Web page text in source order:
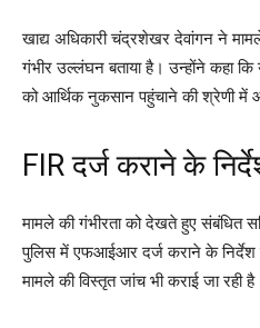
खाद्य अधिकारी चंद्रशेखर देवांगन ने
गंभीर उल्लंघन बताया है। उन्होंने कहा
को आर्थिक नुकसान पहुंचाने की श्रेणी में
FIR दर्ज कराने के
मामले की गंभीरता को देखते हुए
पुलिस में एफआईआर दर्ज कराने के निर्देश
मामले की विस्तृत जांच भी कराई जा रही